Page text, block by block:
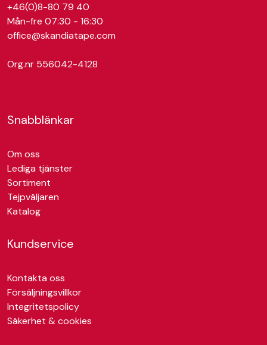
+46(0)8-80 79 40
Mån-fre 07:30 - 16:30
office@skandiatape.com
Org.nr 556042-4128
Snabblänkar
Om oss
Lediga tjänster
Sortiment
Tejpväljaren
Katalog
Kundservice
Kontakta oss
Försäljningsvillkor
Integritetspolicy
Säkerhet & cookies